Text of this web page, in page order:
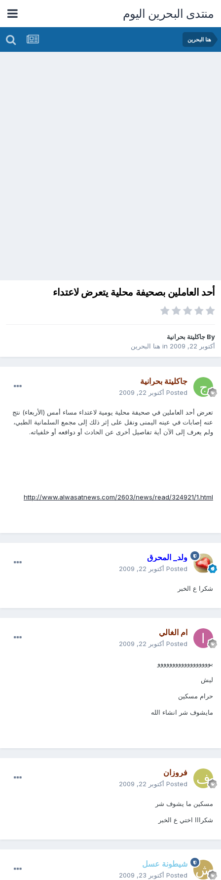
منتدى البحرين اليوم
هنا البحرين
أحد العاملين بصحيفة محلية يتعرض لاعتداء
By جاكليتة بحرانية
أكتوبر 22, 2009
in هنا البحرين
جاكليتة بحرانية
Posted أكتوبر 22, 2009
تعرض أحد العاملين في صحيفة محلية يومية لاعتداء مساء أمس (الأربعاء) نتج
عنه إصابات في عينه اليمنى ونقل على إثر ذلك إلى مجمع السلمانية الطبي،
ولم يعرف إلى الآن أية تفاصيل أخرى عن الحادث أو دوافعه أو خلفياته.
http://www.alwasatnews.com/2603/news/read/324921/1.html
ولد_ المحرق
Posted أكتوبر 22, 2009
شكرا ع الخبر
ام الغالي
Posted أكتوبر 22, 2009
بوووووووووووووووووو
ليش
حرام مسكين
مايشوف شر انشاء الله
فروزان
Posted أكتوبر 22, 2009
مسكين ما يشوف شر
شكرااا اختي ع الخبر
شيطونة عسل
Posted أكتوبر 23, 2009